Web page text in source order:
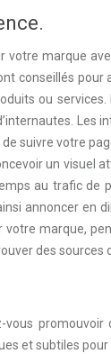
votre marque
conseillés
ou
Les
suivre votre
un visuel
au trafic de
annoncer en
marque,
des sources
et subtiles